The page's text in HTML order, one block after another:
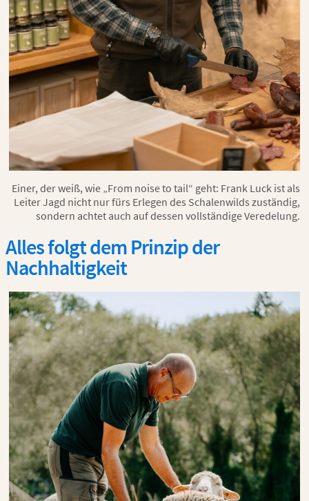
Einer, der weiß, wie „From noise to tail“ geht: Frank Luck ist als
Leiter Jagd nicht nur fürs Erlegen des Schalenwilds zuständig,
sondern achtet auch auf dessen vollständige Veredelung.
Alles folgt dem Prinzip der
Nachhaltigkeit